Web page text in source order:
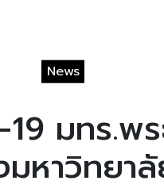
News
มทร.พ
มหาวิทยา